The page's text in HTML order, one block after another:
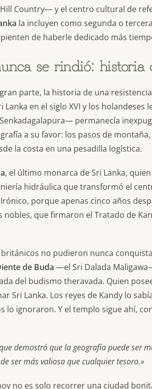
Country— y el centro cultural de
la incluyen como segunda o
de haberle dedicado más
se rindió:
parte, la historia de una
en el siglo XVI y los holandeses
permanecía
a su favor: los pasos de
la costa en una pesadilla logística.
, el último monarca de Sri Lanka,
hidráulica que transformó el
porque apenas cinco años
que firmaron el Tratado de
no pudieron nunca
de Buda —el Sri Dalada
del budismo theravada. Quien
Sri Lanka. Los reyes de Kandy lo
lo ignoraron. Y el templo sigue ahí,
demostró que la geografía puede ser
ser más valiosa que cualquier tesoro.»
no es solo recorrer una ciudad